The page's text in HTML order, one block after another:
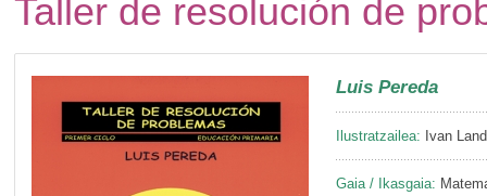
Taller de resolución de
Luis Pereda
Ilustratzailea: Ivan
Gaia / Ikasgaia: